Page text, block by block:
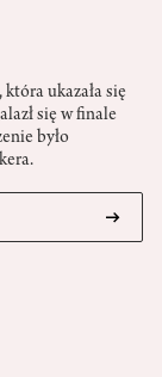
ukazała się
się w finale
było